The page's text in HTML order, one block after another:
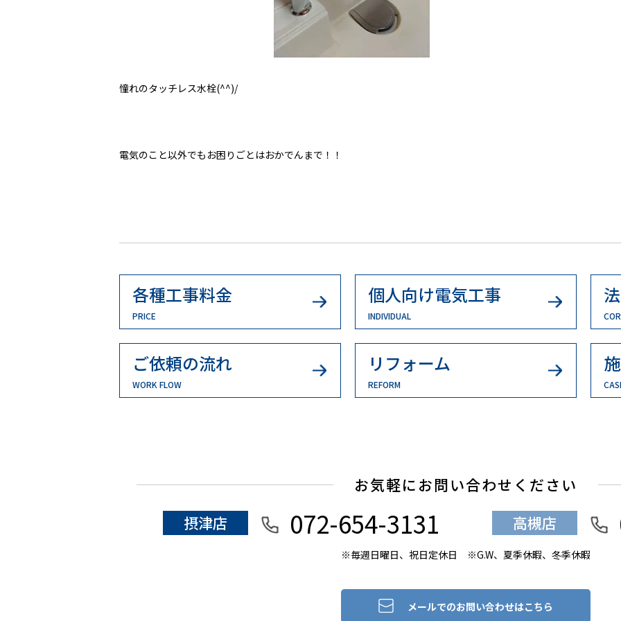
憧れのタッチレス水栓(^^)/
電気のこと以外でもお困りごとはおかでんまで！！
各種工事料金
PRICE
個人向け電気工事
INDIVIDUAL
ご依頼の流れ
WORK FLOW
リフォーム
REFORM
お気軽にお問い合わせください
摂津店
072-654-3131 高槻店
※毎週日曜日、祝日定休日 ※G.W、夏季休暇、冬季休暇
メールでのお問い合わせはこちら